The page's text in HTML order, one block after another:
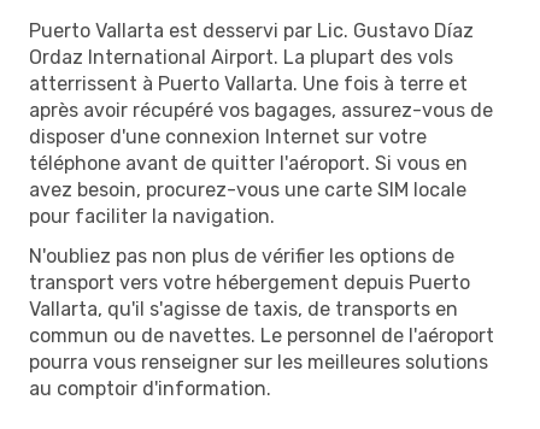
Puerto Vallarta est desservi par Lic. Gustavo Díaz
Ordaz International Airport. La plupart des vols
atterrissent à Puerto Vallarta. Une fois à terre et
après avoir récupéré vos bagages, assurez-vous de
disposer d'une connexion Internet sur votre
téléphone avant de quitter l'aéroport. Si vous en
avez besoin, procurez-vous une carte SIM locale
pour faciliter la navigation.
N'oubliez pas non plus de vérifier les options de
transport vers votre hébergement depuis Puerto
Vallarta, qu'il s'agisse de taxis, de transports en
commun ou de navettes. Le personnel de l'aéroport
pourra vous renseigner sur les meilleures solutions
au comptoir d'information.